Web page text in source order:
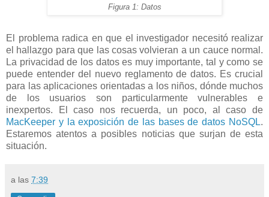
Figura 1: Datos
El problema radica en que el investigador necesitó realizar
el hallazgo para que las cosas volvieran a un cauce normal.
La privacidad de los datos es muy importante, tal y como se
puede entender del nuevo reglamento de datos. Es crucial
para las aplicaciones orientadas a los niños, dónde muchos
de los usuarios son particularmente vulnerables e
inexpertos. El caso nos recuerda, un poco, al caso de
MacKeeper y la exposición de las bases de datos NoSQL.
Estaremos atentos a posibles noticias que surjan de esta
situación.
a las 7:39